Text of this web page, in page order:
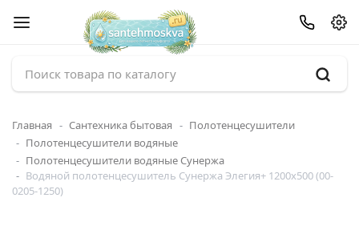
Главная Сантехника бытовая
Полотенцесушители
Полотенцесушители водяные
Полотенцесушители водяные Сунержа
Водяной полотенцесушитель Сунержа Элегия+ 1200x500 (00-
0205-1250)